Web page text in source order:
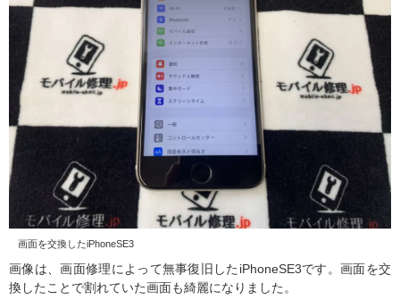
画面を交換したiPhoneSE3
画像は、画面修理によって無事復旧したiPhoneSE3です。画面を交
換したことで割れていた画面も綺麗になりました。